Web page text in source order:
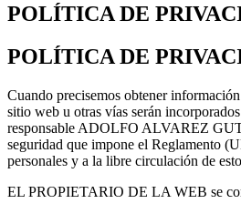
POLÍTICA DE
POLÍTICA DE
Cuando precisemos obtener
sitio web u otras vías serán
responsable ADOLFO ALVAREZ
seguridad que impone el Reglamento
personales y a la libre circulación de
EL PROPIETARIO DE LA WEB se